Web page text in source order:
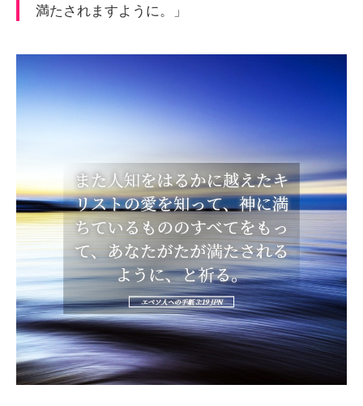
満たされますように。」